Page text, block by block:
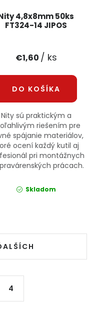
4,8x8mm 50ks
FT324-14 JIPOS
€1,60 / ks
DO KOŠÍKA
Nity sú praktickým a
riešením pre
spájanie materiálov,
ocení každý kutil aj
pri montážnych
prácach.
Skladom
4